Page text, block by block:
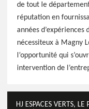
de tout le
réputation en
années d’expériences
nécessiteux à Magny
l’opportunité qui
intervention de
HJ ESPACES VERTS, LE